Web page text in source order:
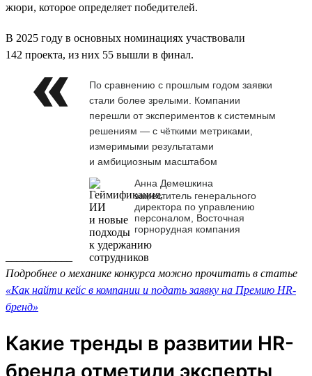
жюри, которое определяет победителей.
В 2025 году в основных номинациях участвовали
142 проекта, из них 55 вышли в финал.
По сравнению с прошлым годом заявки
стали более зрелыми. Компании
перешли от экспериментов к системным
решениям — с чёткими метриками,
измеримыми результатами
и амбициозным масштабом
Анна Демешкина
заместитель генерального
директора по управлению
персоналом, Восточная
горнорудная компания
Подробнее о механике конкурса можно прочитать в статье
«Как найти кейс в компании и подать заявку на Премию HR-
бренд»
Какие тренды в развитии HR-
бренда отметили эксперты